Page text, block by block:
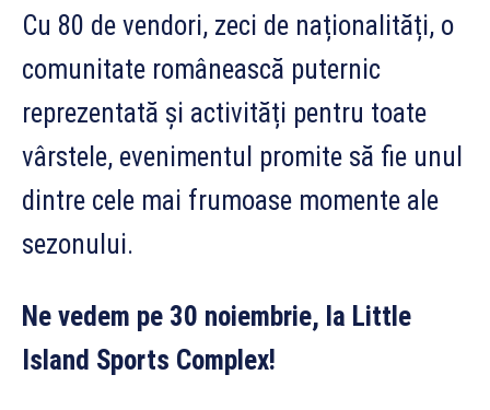
Cu 80 de vendori, zeci de naționalități, o
comunitate românească puternic
reprezentată și activități pentru toate
vârstele, evenimentul promite să fie unul
dintre cele mai frumoase momente ale
sezonului.
Ne vedem pe 30 noiembrie, la Little
Island Sports Complex!